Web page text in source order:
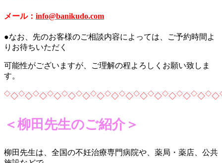
メール： info@banikudo.com
●なお、先のお客様のご相談内容によっては、ご予約時間よ
り お待ちいただく
可能性がございますが、ご理解の程よろしくお願い致しま
す。
◇◇◇◇◇◇◇◇◇◇◇◇◇◇◇◇◇◇◇◇◇◇◇◇◇◇◇◇◇◇
＜柳田先生のご紹介＞
柳田先生は、全国の不妊治療専門病院や、薬局・薬店、公共